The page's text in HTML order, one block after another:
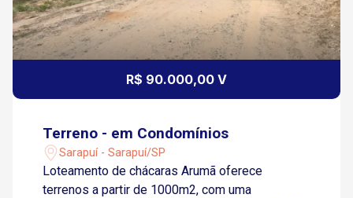
R$ 90.000,00 V
Terreno - em Condomínios
Sarapuí - Sarapuí/SP
Loteamento de chácaras Arumã oferece
terrenos a partir de 1000m2, com uma